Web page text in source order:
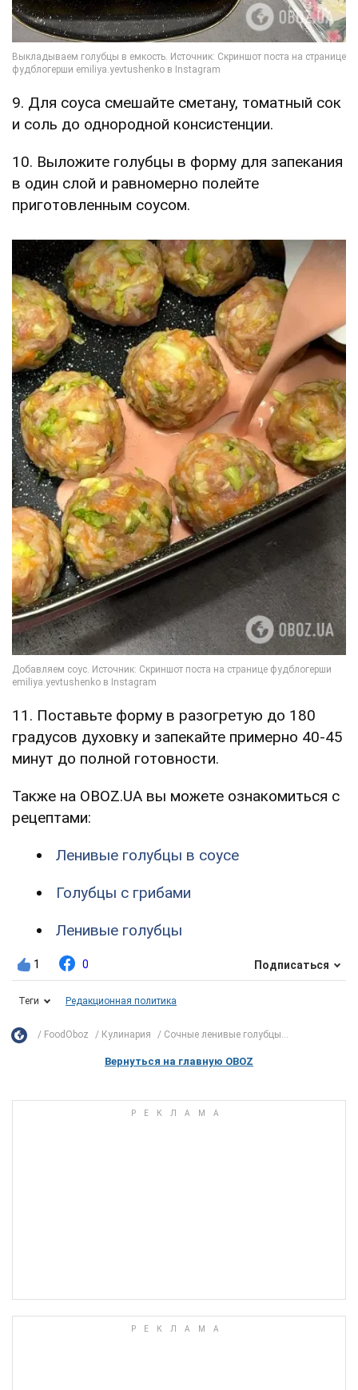
9. Для соуса смешайте сметану, томатный сок
и соль до однородной консистенции.
10. Выложите голубцы в форму для запекания
в один слой и равномерно полейте
приготовленным соусом.
11. Поставьте форму в разогретую до 180
градусов духовку и запекайте примерно 40-45
минут до полной готовности.
Также на OBOZ.UA вы можете ознакомиться с
рецептами:
Ленивые голубцы в соусе
Голубцы с грибами
Ленивые голубцы
1 0 Подписаться
Теги Редакционная политика
FoodOboz Кулинария Сочные ленивые голубцы...
Вернуться на главную OBOZ